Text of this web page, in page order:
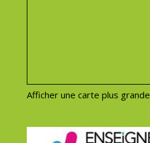
Afficher une carte plus grande